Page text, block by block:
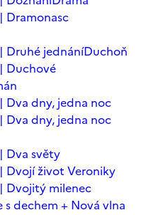
Dramonasc
Druhé jednáníDuchoň
Duchové
Dva dny, jedna noc
Dva dny, jedna noc
Dva světy
Dvojí život Veroniky
Dvojitý milenec
s dechem + Nová vlna